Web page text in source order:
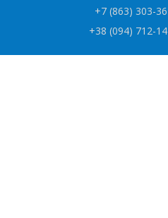
+7 (863) 303-
+38 (094) 712-